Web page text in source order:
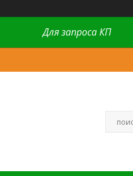
Для запроса КП